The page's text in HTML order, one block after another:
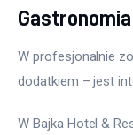
W profesjonalnie
dodatkiem – jest
W Bajka Hotel &